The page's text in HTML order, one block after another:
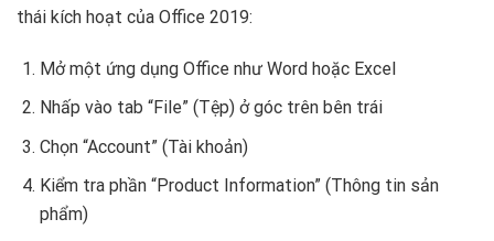
thái kích hoạt của Office 2019:
Mở một ứng dụng Office như Word hoặc Excel
Nhấp vào tab “File” (Tệp) ở góc trên bên trái
Chọn “Account” (Tài khoản)
Kiểm tra phần “Product Information” (Thông tin sản
phẩm)